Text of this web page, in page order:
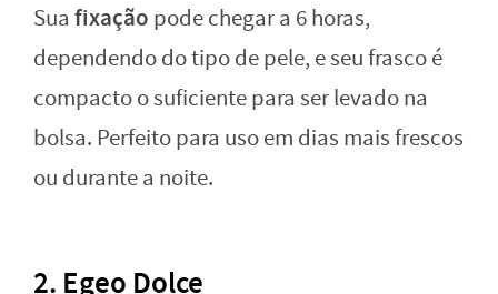
Sua fixação pode chegar a 6 horas,
dependendo do tipo de pele, e seu frasco é
compacto o suficiente para ser levado na
bolsa. Perfeito para uso em dias mais frescos
ou durante a noite.
2. Egeo Dolce